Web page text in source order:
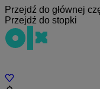
Przejdź do głównej
Przejdź do stopki